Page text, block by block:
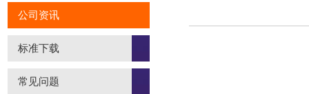
公司资讯
标准下载
常见问题